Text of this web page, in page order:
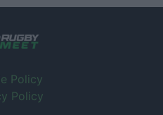
Policy
Policy